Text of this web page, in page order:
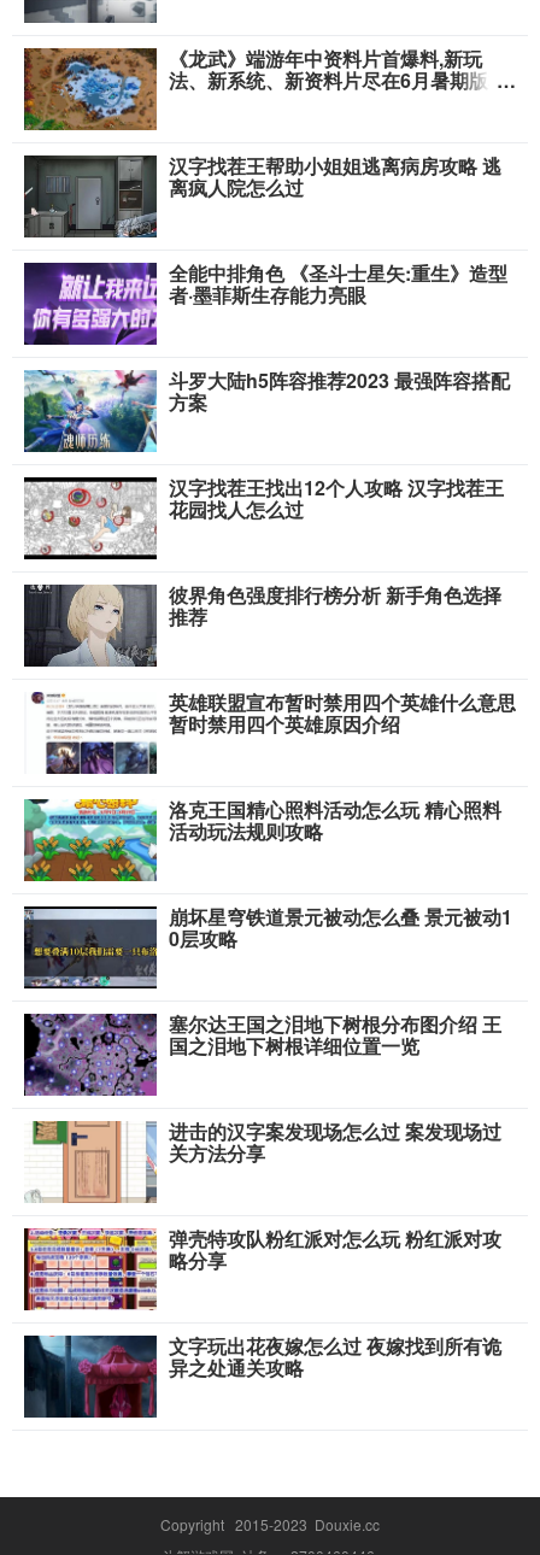
《龙武》端游年中资料片首爆料,新玩
法、新系统、新资料片尽在6月暑期版本
汉字找茬王帮助小姐姐逃离病房攻略 逃
离疯人院怎么过
全能中排角色 《圣斗士星矢:重生》造型
者·墨菲斯生存能力亮眼
斗罗大陆h5阵容推荐2023 最强阵容搭配
方案
汉字找茬王找出12个人攻略 汉字找茬王
花园找人怎么过
彼界角色强度排行榜分析 新手角色选择
推荐
英雄联盟宣布暂时禁用四个英雄什么意思
暂时禁用四个英雄原因介绍
洛克王国精心照料活动怎么玩 精心照料
活动玩法规则攻略
崩坏星穹铁道景元被动怎么叠 景元被动1
0层攻略
塞尔达王国之泪地下树根分布图介绍 王
国之泪地下树根详细位置一览
进击的汉字案发现场怎么过 案发现场过
关方法分享
弹壳特攻队粉红派对怎么玩 粉红派对攻
略分享
文字玩出花夜嫁怎么过 夜嫁找到所有诡
异之处通关攻略
Copyright 2015-2023 Douxie.cc